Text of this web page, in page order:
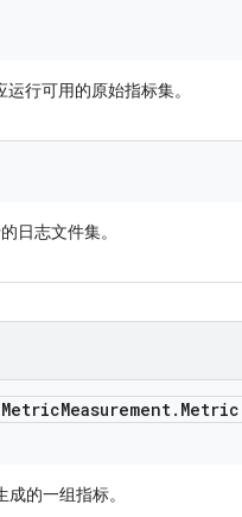
运行可用的原始指标集。
日志文件集。
MetricMeasurement. Metric
的一组指标。